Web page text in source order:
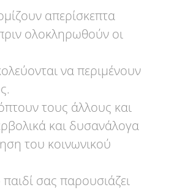
απερίσκεπτα
ολοκληρωθούν οι
να περιμένουν
τους άλλους και
και δυσανάλογα
του κοινωνικού
σας παρουσιάζει